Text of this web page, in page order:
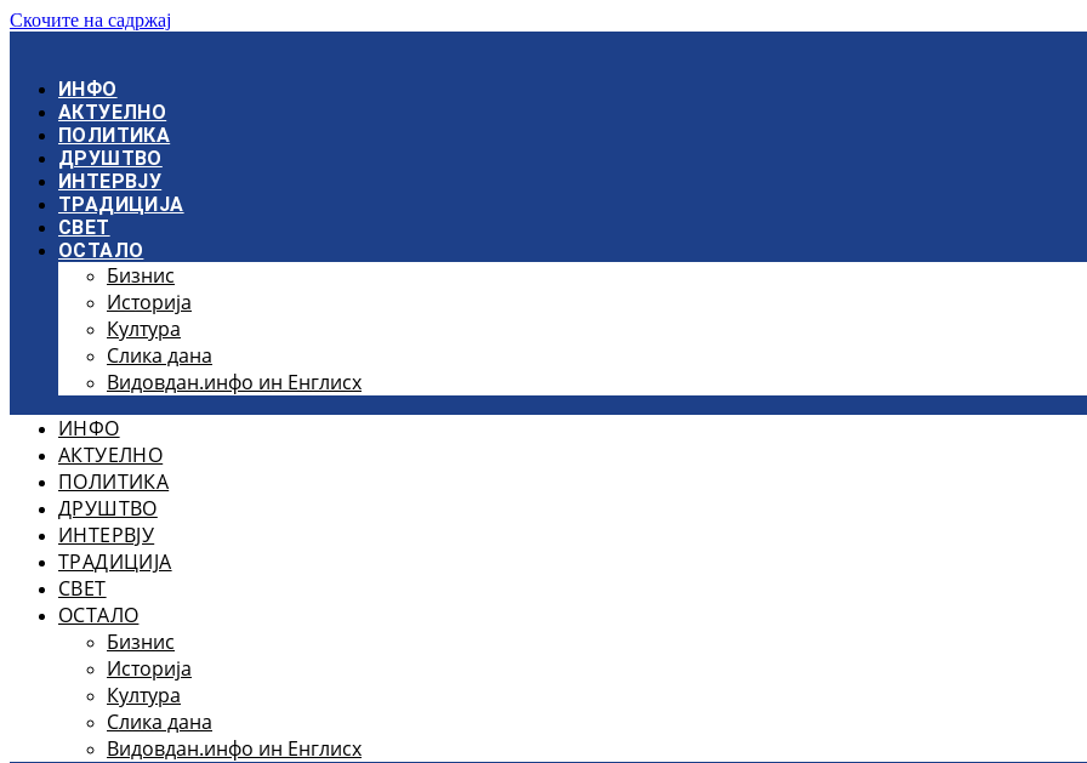
Скочите на садржај
ИНФО
АКТУЕЛНО
ПОЛИТИКА
ДРУШТВО
ИНТЕРВЈУ
ТРАДИЦИЈА
СВЕТ
ОСТАЛО
Бизнис
Историја
Култура
Слика дана
Видовдан.инфо ин Енглисх
ИНФО
АКТУЕЛНО
ПОЛИТИКА
ДРУШТВО
ИНТЕРВЈУ
ТРАДИЦИЈА
СВЕТ
ОСТАЛО
Бизнис
Историја
Култура
Слика дана
Видовдан.инфо ин Енглисх